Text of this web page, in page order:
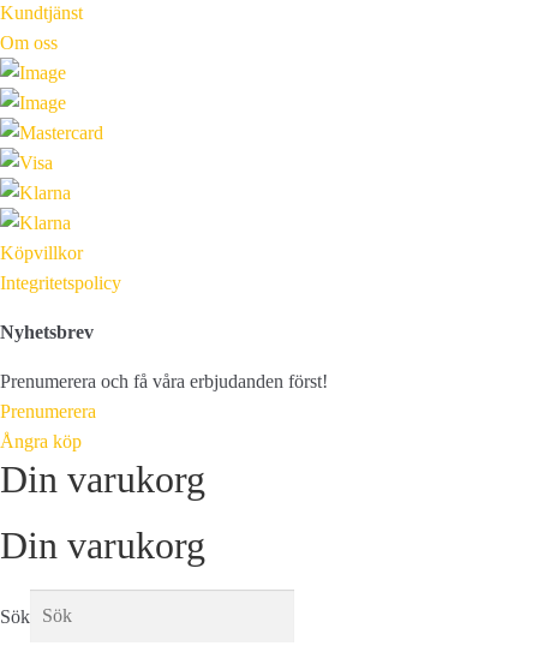
Kundtjänst
Om oss
Köpvillkor
Integritetspolicy
Nyhetsbrev
Prenumerera och få våra erbjudanden först!
Prenumerera
Ångra köp
Din varukorg
Din varukorg
Sök